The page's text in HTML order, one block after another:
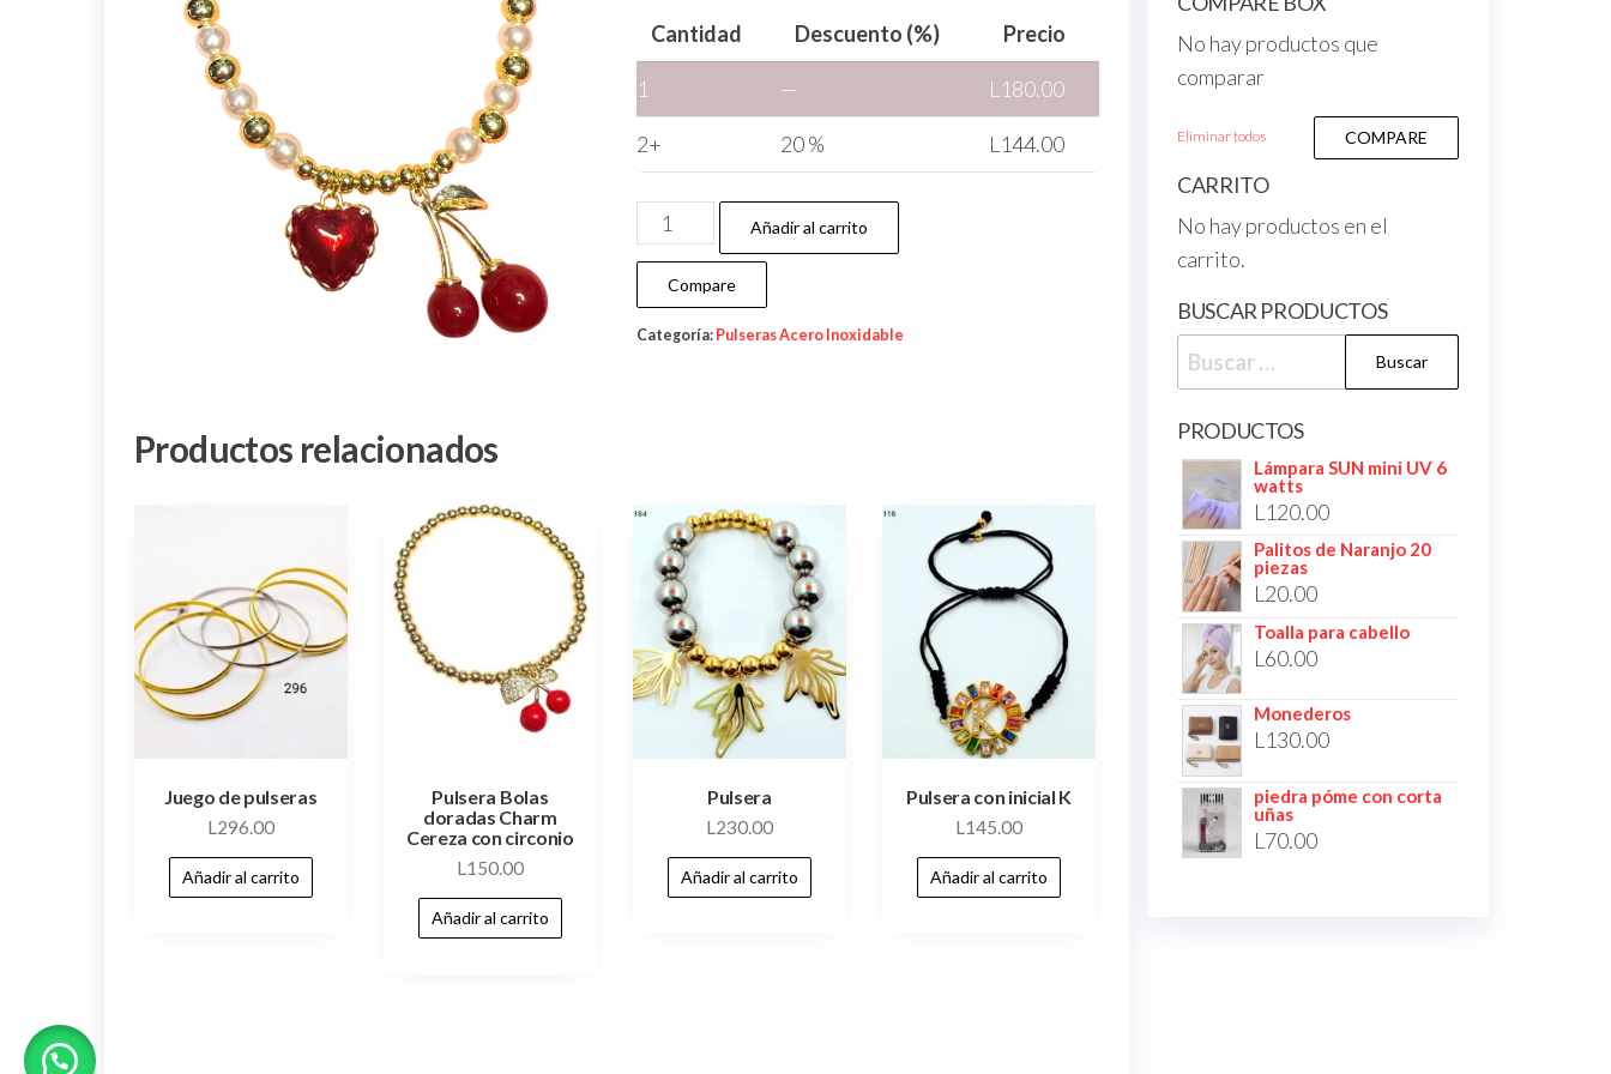
Cantidad Descuento (%) Precio
1 — L 180.00
2+ 20 % L 144.00
Añadir al carrito
Compare
Categoría: Pulseras Acero Inoxidable
Productos relacionados
Juego de pulseras
L296.00
Añadir al carrito
Pulsera Bolas
doradas Charm
Cereza con circonio
L150.00
Añadir al carrito
Pulsera
L230.00
Añadir al carrito
Pulsera con inicial K
L145.00
Añadir al carrito
No hay productos que
comparar
Eliminar todos COMPARE
CARRITO
No hay productos en el
carrito.
BUSCAR PRODUCTOS
PRODUCTOS
Lámpara SUN mini UV 6
watts
L 120.00
Palitos de Naranjo 20
piezas
L 20.00
Toalla para cabello
L 60.00
Monederos
L 130.00
piedra póme con corta
uñas
L 70.00